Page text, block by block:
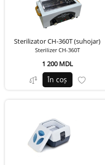
Sterilizator CH-360T (suhojar)
Sterilizer CH-360T
1 200 MDL
În coș